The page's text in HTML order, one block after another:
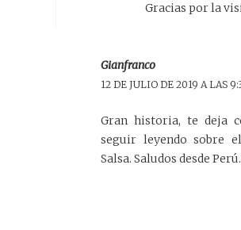
Gracias por la
Gianfranco
12 DE JULIO DE 2019 A LAS
Gran historia, te deja
seguir leyendo sobre
Salsa. Saludos desde Perú.